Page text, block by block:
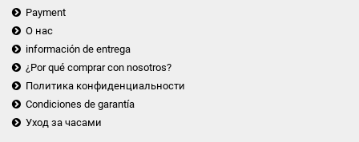
Payment
О нас
información de entrega
¿Por qué comprar con nosotros?
Политика конфиденциальности
Condiciones de garantía
Уход за часами